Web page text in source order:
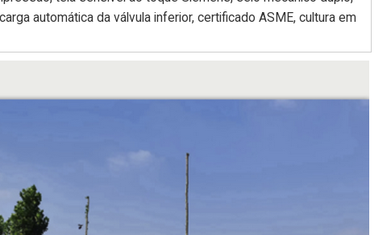
automática da válvula inferior, certificado ASME, cultura em